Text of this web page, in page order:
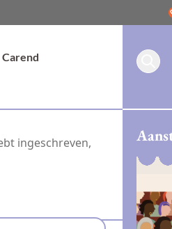
Carend
ingeschreven,